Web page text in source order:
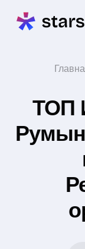
ТОП